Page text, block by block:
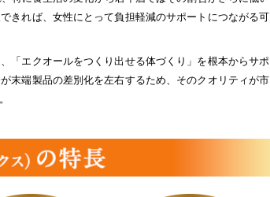
きれば、女性にとって負担軽減のサポートにつながる可
「エクオールをつくり出せる体づくり」を根本からサポ
末端製品の差別化を左右するため、そのクオリティが市